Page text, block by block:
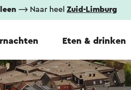
⟶ Naar heel Zuid-Limburg
Eten & drinken